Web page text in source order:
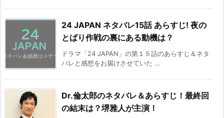
24 JAPAN ネタバレ15話 あらすじ! 夜の
とばり作戦の裏にある動機は？
ドラマ「24 JAPAN」の第１５話のあらすじ＆ネタ
バレと感想をお届けさせていた ...
Dr.倫太郎のネタバレ＆あらすじ！最終回
の結末は？堺雅人が主演！